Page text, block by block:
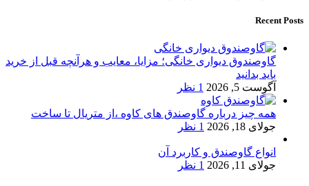
Recent Posts
گاوصندوق دیواری خانگی؛ مزایا، معایب و هرآنچه قبل از خرید
باید بدانید
آگوست 5, 2026
1 نظر
همه چیز درباره گاوصندق های کاوه ،از متریال تا ساخت
جولای 18, 2026
1 نظر
انواع گاوصندق و کاربرد آن
جولای 11, 2026
1 نظر